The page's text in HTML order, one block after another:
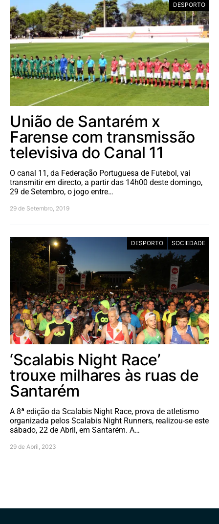
DESPORTO
União de Santarém x
Farense com transmissão
televisiva do Canal 11
O canal 11, da Federação Portuguesa de Futebol, vai
transmitir em directo, a partir das 14h00 deste domingo,
29 de Setembro, o jogo entre…
29 de Setembro, 2019
DESPORTO SOCIEDADE
‘Scalabis Night Race’
trouxe milhares às ruas de
Santarém
A 8ª edição da Scalabis Night Race, prova de atletismo
organizada pelos Scalabis Night Runners, realizou-se este
sábado, 22 de Abril, em Santarém. A…
29 de Abril, 2023